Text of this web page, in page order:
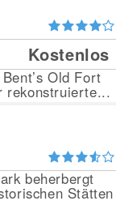
Kostenlos
Old Fort
rekonstruierte...
beherbergt
Stätten